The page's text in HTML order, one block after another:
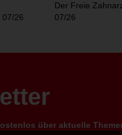
07/26
Der Freie
07/26
über aktuelle